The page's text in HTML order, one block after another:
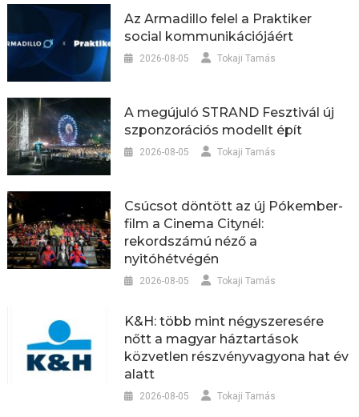
Az Armadillo felel a Praktiker
social kommunikációjáért
2026-08-05 Tokaji Tamás
A megújuló STRAND Fesztivál új
szponzorációs modellt épít
2026-08-05 Tokaji Tamás
Csúcsot döntött az új Pókember-
film a Cinema Citynél:
rekordszámú néző a
nyitóhétvégén
2026-08-05 Tokaji Tamás
K&H: több mint négyszeresére
nőtt a magyar háztartások
közvetlen részvényvagyona hat év
alatt
2026-08-05 Tokaji Tamás